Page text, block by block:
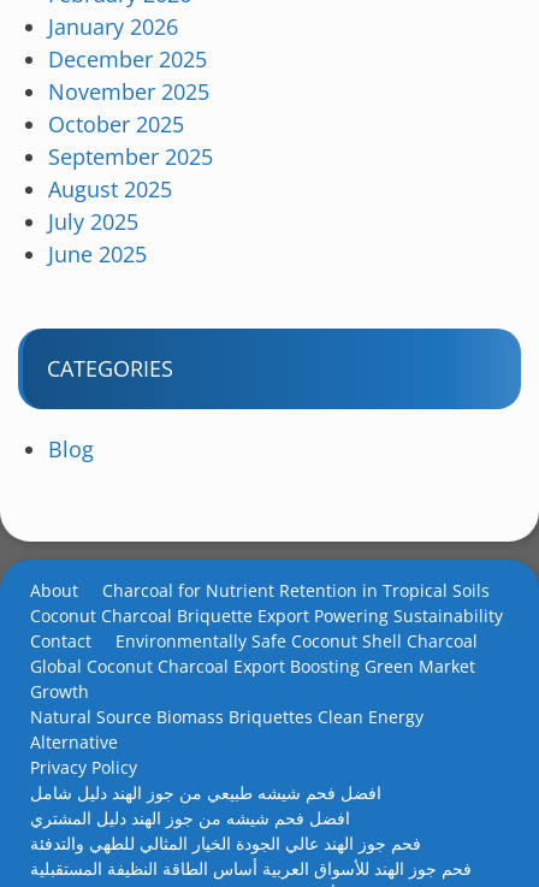
January 2026
December 2025
November 2025
October 2025
September 2025
August 2025
July 2025
June 2025
CATEGORIES
Blog
About
Charcoal for Nutrient Retention in Tropical Soils
Coconut Charcoal Briquette Export Powering Sustainability
Contact
Environmentally Safe Coconut Shell Charcoal
Global Coconut Charcoal Export Boosting Green Market
Growth
Natural Source Biomass Briquettes Clean Energy
Alternative
Privacy Policy
افضل فحم شيشه طبيعي من جوز الهند دليل شامل
افضل فحم شيشه من جوز الهند دليل المشتري
فحم جوز الهند عالي الجودة الخيار المثالي للطهي والتدفئة
فحم جوز الهند للأسواق العربية أساس الطاقة النظيفة المستقبلية